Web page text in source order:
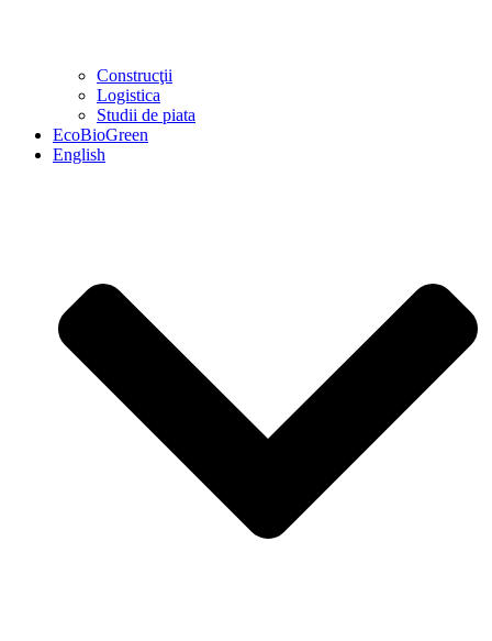
Construcţii
Logistica
Studii de piata
EcoBioGreen
English